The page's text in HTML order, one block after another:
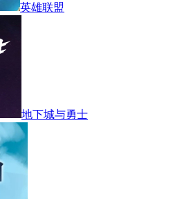
英雄联盟
地下城与勇士